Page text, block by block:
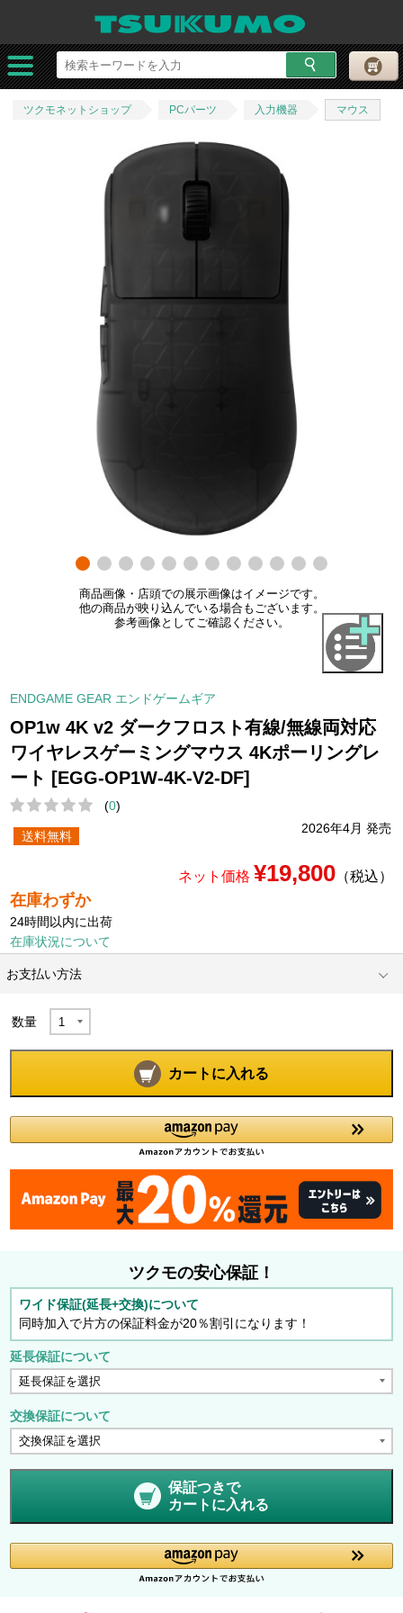
ツクモネットショップ PCパーツ 入力機器 マウス
商品画像・店頭での展示画像はイメージです。
他の商品が映り込んでいる場合もございます。
参考画像としてご確認ください。
ENDGAME GEAR エンドゲームギア
OP1w 4K v2 ダークフロスト有線/無線両対応
ワイヤレスゲーミングマウス 4Kポーリングレ
ート [EGG-OP1W-4K-V2-DF]
(0)
2026年4月 発売
送料無料
ネット価格 ¥19,800（税込）
在庫わずか
24時間以内に出荷
在庫状況について
お支払い方法
数量
カートに入れる
ツクモの安心保証！
ワイド保証(延長+交換)について
同時加入で片方の保証料金が20％割引になります！
延長保証について
交換保証について
保証つきで
カートに入れる